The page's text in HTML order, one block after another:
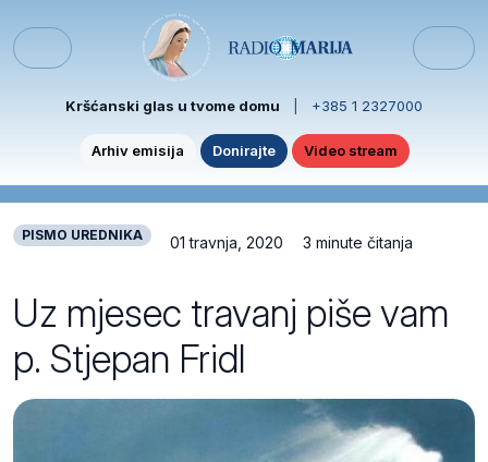
Menu
Kršćanski glas u tvome domu +385 1 2327000
Arhiv emisija Donirajte Video stream
PISMO UREDNIKA 01 travnja, 2020 3 minute čitanja
Uz mjesec travanj piše vam
p. Stjepan Fridl